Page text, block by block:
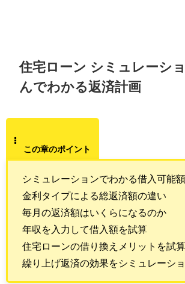
住宅ローン シミュレーシ
んでわかる返済計画
この章のポイント
シミュレーションでわかる借入可能
金利タイプによる総返済額の違い
毎月の返済額はいくらになるのか
年収を入力して借入額を試算
住宅ローンの借り換えメリットを試算
繰り上げ返済の効果をシミュレーシ